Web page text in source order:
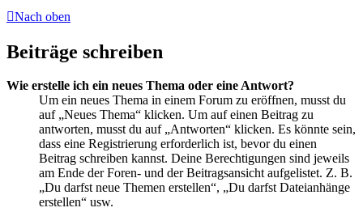
Nach oben
Beiträge schreiben
Wie erstelle ich ein neues Thema oder eine Antwort?
Um ein neues Thema in einem Forum zu eröffnen, musst du
auf „Neues Thema“ klicken. Um auf einen Beitrag zu
antworten, musst du auf „Antworten“ klicken. Es könnte sein,
dass eine Registrierung erforderlich ist, bevor du einen
Beitrag schreiben kannst. Deine Berechtigungen sind jeweils
am Ende der Foren- und der Beitragsansicht aufgelistet. Z. B.
„Du darfst neue Themen erstellen“, „Du darfst Dateianhänge
erstellen“ usw.